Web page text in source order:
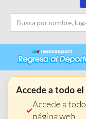
Accede a todo
Accede a
página web